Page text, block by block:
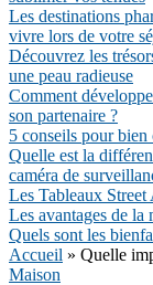
Les destinations
vivre lors de votre
Découvrez les
une peau radieuse
Comment
son partenaire ?
5 conseils pour
Quelle est la
caméra de
Les Tableaux
Les avantages de la
Quels sont les
Accueil » Quelle
Maison